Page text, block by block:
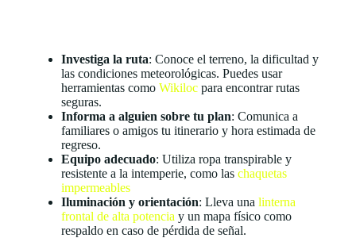
Investiga la ruta: Conoce el terreno, la dificultad y
las condiciones meteorológicas. Puedes usar
herramientas como Wikilocpara encontrar rutas
seguras.
Informa a alguien sobre tu plan: Comunica a
familiares o amigos tu itinerario y hora estimada de
regreso.
Equipo adecuado: Utiliza ropa transpirable y
resistente a la intemperie, como las chaquetas
impermeables
Iluminación y orientación: Lleva una linterna
frontal de alta potencia y un mapa físico como
respaldo en caso de pérdida de señal.